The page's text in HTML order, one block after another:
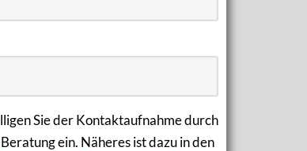
Sie der Kontaktaufnahme durch
ein. Näheres ist dazu in den